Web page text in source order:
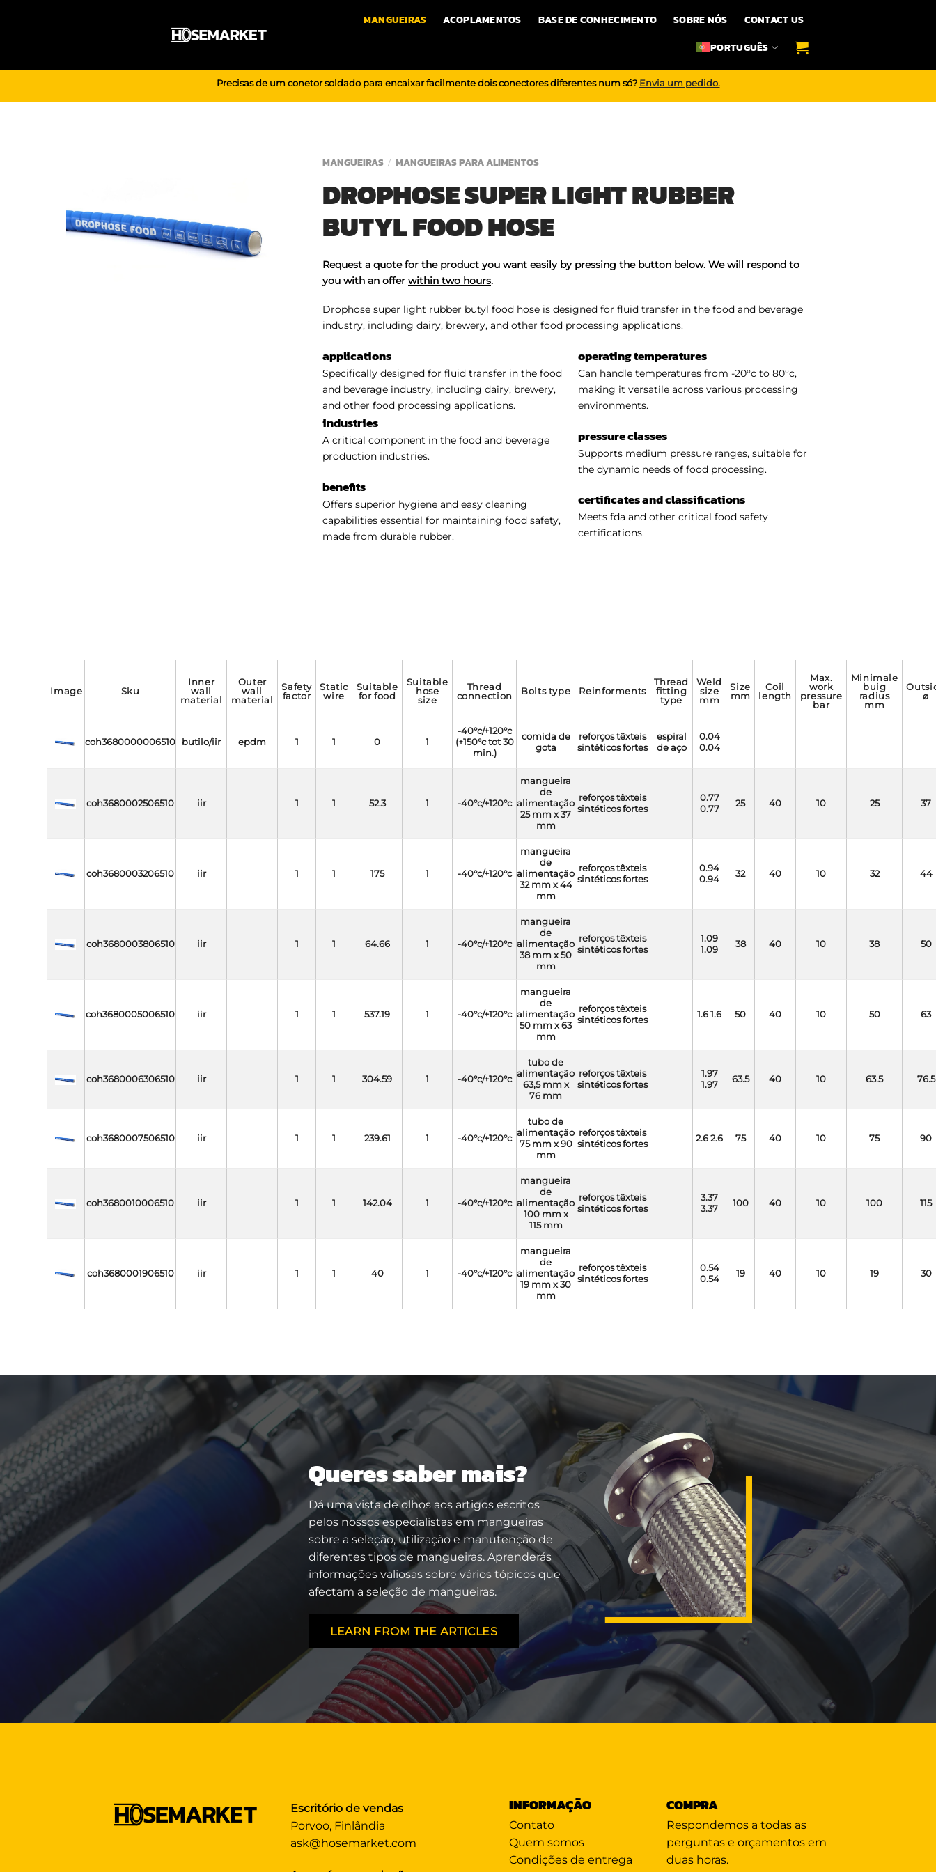
MANGUEIRAS ACOPLAMENTOS BASE DE CONHECIMENTO SOBRE NÓS
CONTACT US
PORTUGUÊS
Precisas de um conetor soldado para encaixar facilmente dois conectores diferentes num só? Envia um pedido.
MANGUEIRAS / MANGUEIRAS PARA ALIMENTOS
DROPHOSE SUPER LIGHT RUBBER
BUTYL FOOD HOSE
Request a quote for the product you want easily by pressing the button below. We will respond to
you with an offer within two hours.
Drophose super light rubber butyl food hose is designed for fluid transfer in the food and beverage
industry, including dairy, brewery, and other food processing applications.
applications
Specifically designed for fluid transfer in the food
and beverage industry, including dairy, brewery,
and other food processing applications.
industries
A critical component in the food and beverage
production industries.
benefits
Offers superior hygiene and easy cleaning
capabilities essential for maintaining food safety,
made from durable rubber.
operating temperatures
Can handle temperatures from -20°c to 80°c,
making it versatile across various processing
environments.
pressure classes
Supports medium pressure ranges, suitable for
the dynamic needs of food processing.
certificates and classifications
Meets fda and other critical food safety
certifications.
image sku
inner
wall
material
outer
wall
material
safety
factor
static
wire
suitable
for food
suitable
hose
size
thread
connection
bolts type reinforments
thread
fitting
type
weld
size
mm
size
mm
coil
length
max.
work
pressure
bar
minimale
buig
radius
mm
outside
⌀
coh3680000006510 butilo/iir epdm 1 1 0 1
-40°c/+120°c
(+150°c tot 30
min.)
comida de
gota
reforços têxteis
sintéticos fortes
espiral
de aço
0.04
0.04
coh3680002506510 iir 1 1 52.3 1 -40°c/+120°c
mangueira
de
alimentação
25 mm x 37
mm
reforços têxteis
sintéticos fortes
0.77
0.77
25 40 10 25 37
coh3680003206510 iir 1 1 175 1 -40°c/+120°c
mangueira
de
alimentação
32 mm x 44
mm
reforços têxteis
sintéticos fortes
0.94
0.94
32 40 10 32 44
coh3680003806510 iir 1 1 64.66 1 -40°c/+120°c
mangueira
de
alimentação
38 mm x 50
mm
reforços têxteis
sintéticos fortes
1.09
1.09
38 40 10 38 50
coh3680005006510 iir 1 1 537.19 1 -40°c/+120°c
mangueira
de
alimentação
50 mm x 63
mm
reforços têxteis
sintéticos fortes
1.6 1.6 50 40 10 50 63
coh3680006306510 iir 1 1 304.59 1 -40°c/+120°c
tubo de
alimentação
63,5 mm x
76 mm
reforços têxteis
sintéticos fortes
1.97
1.97
63.5 40 10 63.5 76.5
coh3680007506510 iir 1 1 239.61 1 -40°c/+120°c
tubo de
alimentação
75 mm x 90
mm
reforços têxteis
sintéticos fortes
2.6 2.6 75 40 10 75 90
coh3680010006510 iir 1 1 142.04 1 -40°c/+120°c
mangueira
de
alimentação
100 mm x
115 mm
reforços têxteis
sintéticos fortes
3.37
3.37
100 40 10 100 115
coh3680001906510 iir 1 1 40 1 -40°c/+120°c
mangueira
de
alimentação
19 mm x 30
mm
reforços têxteis
sintéticos fortes
0.54
0.54
19 40 10 19 30
Queres saber mais?
Dá uma vista de olhos aos artigos escritos
pelos nossos especialistas em mangueiras
sobre a seleção, utilização e manutenção de
diferentes tipos de mangueiras. Aprenderás
informações valiosas sobre vários tópicos que
afectam a seleção de mangueiras.
LEARN FROM THE ARTICLES
Escritório de vendas
Porvoo, Finlândia
ask@hosemarket.com
INFORMAÇÃO
Contato
Quem somos
Condições de entrega
COMPRA
Respondemos a todas as
perguntas e orçamentos em
duas horas.